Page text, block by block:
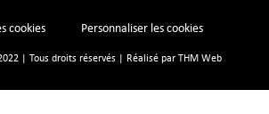
cookies Personnaliser les cookies
| Tous droits réservés | Réalisé par THM Web